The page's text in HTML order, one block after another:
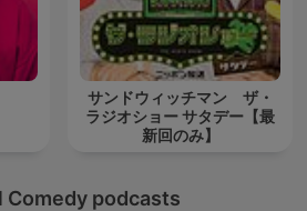
サンドウィッチマン ザ・
ラジオショー サタデー【最
新回のみ】
podcasts